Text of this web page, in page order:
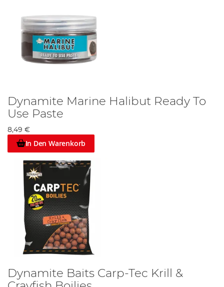
Dynamite Marine Halibut Ready To
Use Paste
8,49 €
In Den Warenkorb
Dynamite Baits Carp-Tec Krill &